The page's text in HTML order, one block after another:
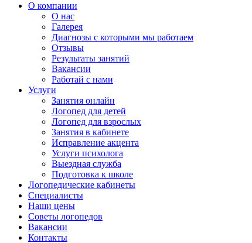
О компании
О нас
Галерея
Диагнозы с которыми мы работаем
Отзывы
Результаты занятий
Вакансии
Работай с нами
Услуги
Занятия онлайн
Логопед для детей
Логопед для взрослых
Занятия в кабинете
Исправление акцента
Услуги психолога
Выездная служба
Подготовка к школе
Логопедические кабинеты
Специалисты
Наши цены
Советы логопедов
Вакансии
Контакты